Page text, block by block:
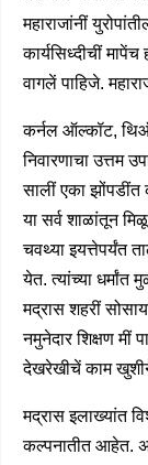
महाराजांनीं
कार्यसिध्दीचीं
वागलें पाहिजे.
कर्नल ऑल्कॉट,
निवारणाचा उत्तम
सालीं एका
या सर्व शाळांतून
चवथ्या इयत्तेपर्यंत
येत. त्यांच्या
मद्रास शहरीं
नमुनेदार शिक्षण मीं
देखरेखीचें काम
मद्रास इलाख्यांत
कल्पनातीत आहेत.